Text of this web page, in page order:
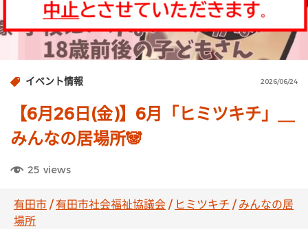
イベント情報 2026/06/24
【6月26日(金)】6月「ヒミツキチ」＿
みんなの居場所🐼
25 views
有田市/有田市社会福祉協議会/ ヒミツキチ /みんなの居
場所